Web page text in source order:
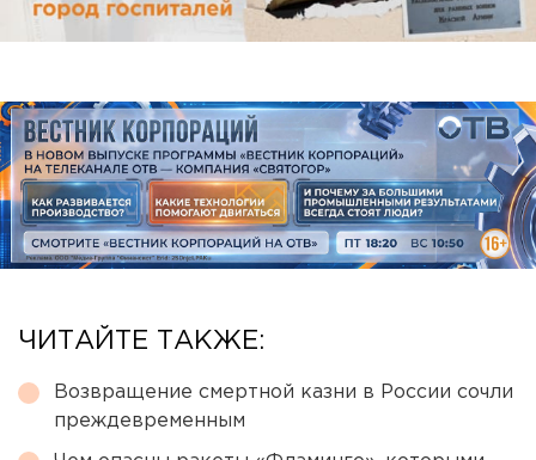
ЧИТАЙТЕ ТАКЖЕ:
Возвращение смертной казни в России сочли
преждевременным